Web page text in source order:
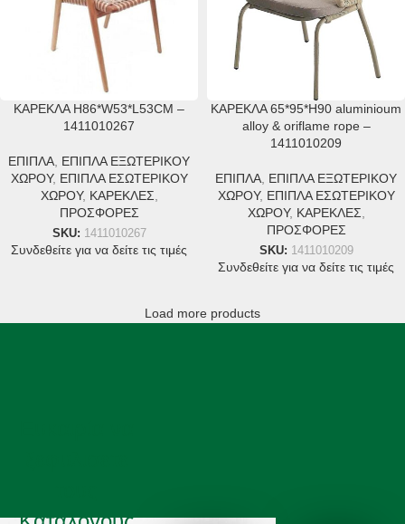
ΚΑΡΕΚΛΑ H86*W53*L53CM –
1411010267
ΕΠΙΠΛΑ, ΕΠΙΠΛΑ ΕΞΩΤΕΡΙΚΟΥ
ΧΩΡΟΥ, ΕΠΙΠΛΑ ΕΣΩΤΕΡΙΚΟΥ
ΧΩΡΟΥ, ΚΑΡΕΚΛΕΣ,
ΠΡΟΣΦΟΡΕΣ
SKU: 1411010267
Συνδεθείτε για να δείτε τις τιμές
ΚΑΡΕΚΛΑ 65*95*H90 aluminioum
alloy & oriflame rope –
1411010209
ΕΠΙΠΛΑ, ΕΠΙΠΛΑ ΕΞΩΤΕΡΙΚΟΥ
ΧΩΡΟΥ, ΕΠΙΠΛΑ ΕΣΩΤΕΡΙΚΟΥ
ΧΩΡΟΥ, ΚΑΡΕΚΛΕΣ,
ΠΡΟΣΦΟΡΕΣ
SKU: 1411010209
Συνδεθείτε για να δείτε τις τιμές
Load more products